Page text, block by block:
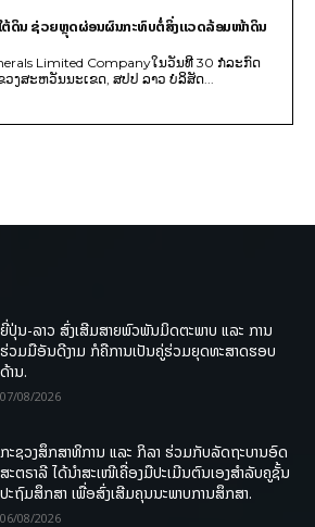
ຕ້ດິນ ຊ່ວຍຫຼຸດຜ່ອນຜົນກະທົບຕໍ່ສິ່ງແວດລ້ອມໜ້າດິນ
Limited Companyໃນວັນທີ 30 ກໍລະກົດ
ວງສະຫວັນນະເຂດ, ສປປ ລາວ ບໍລິສັດ...
ຍີ່ປຸ່ນ-ລາວ ສົ່ງເສີມສາຍພົວພັນມິດຕະພາບ ແລະ ການ
ຮ່ວມມືອັນດີງາມ ກໍຄືການເປັນຄູ່ຮ່ວມຍຸດທະສາດຮອບ
ດ້ານ.
07/08/2026
ກະຊວງສຶກສາທິການ ແລະ ກິລາ ຮ່ວມກັບລັດຖະບານອົດ
ສະຕຣາລີ ໄດ້ນຳສະເໜີເຄື່ອງມືປະເມີນຕົນເອງສຳລັບຄູຊັ້ນ
ປະຖົມສຶກສາ ເພື່ອສົ່ງເສີມຄຸນນະພາບການສຶກສາ.
06/08/2026